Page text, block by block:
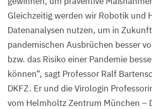
Gleichzeitig werden wir Robotik und
Datenanalysen nutzen, um in
pandemischen Ausbrüchen besser
bzw. das Risiko einer Pandemie
können“, sagt Professor Ralf
DKFZ. Er und die Virologin
vom Helmholtz Zentrum München –